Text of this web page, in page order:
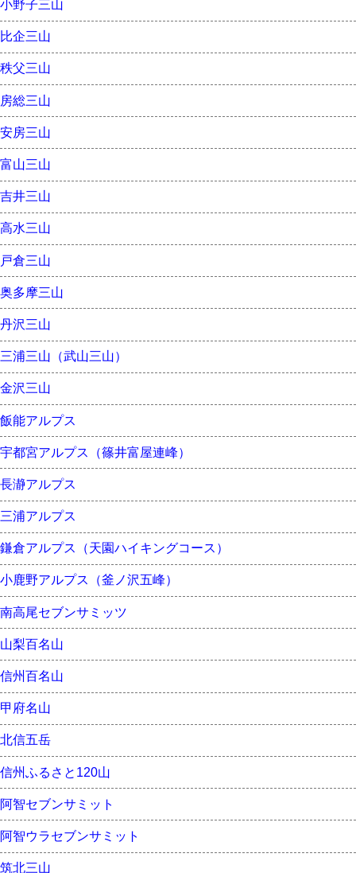
小野子三山
比企三山
秩父三山
房総三山
安房三山
富山三山
吉井三山
高水三山
戸倉三山
奥多摩三山
丹沢三山
三浦三山（武山三山）
金沢三山
飯能アルプス
宇都宮アルプス（篠井富屋連峰）
長瀞アルプス
三浦アルプス
鎌倉アルプス（天園ハイキングコース）
小鹿野アルプス（釜ノ沢五峰）
南高尾セブンサミッツ
山梨百名山
信州百名山
甲府名山
北信五岳
信州ふるさと120山
阿智セブンサミット
阿智ウラセブンサミット
筑北三山